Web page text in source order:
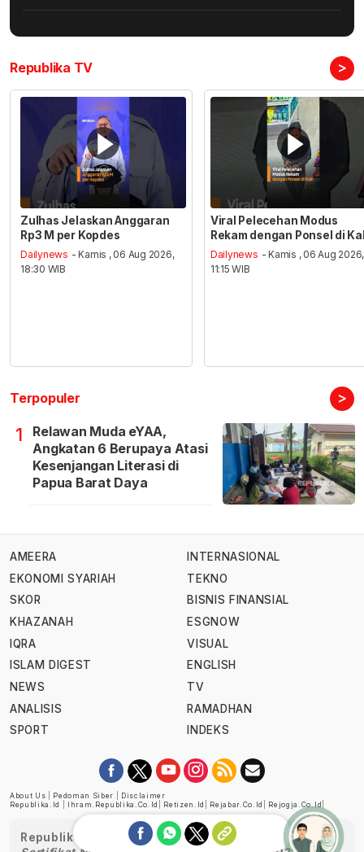
Republika TV >
Zulhas Jelaskan Anggaran
Rp3 M per Kopdes
Dailynews - Kamis , 06 Aug 2026,
18:30 WIB
Viral Pelecehan Modus
Rekam dengan Ponsel di
Dailynews - Kamis , 06 Aug 2026,
11:15 WIB
Terpopuler >
1
Relawan Muda eYAA,
Angkatan 6 Berupaya Atasi
Kesenjangan Literasi di
Papua Barat Daya
AMEERA
EKONOMI SYARIAH
SKOR
KHAZANAH
IQRA
ISLAM DIGEST
NEWS
ANALISIS
SPORT
INTERNASIONAL
TEKNO
BISNIS FINANSIAL
ESGNOW
VISUAL
ENGLISH
TV
RAMADHAN
INDEKS
About Us Pedoman Siber
Disclaimer
Republika.id
Ihram.republika.co.id Retizen.id Rejabar.co.id Rejogja.co.id
Republika telah diverifikasi oleh Dewan Pers